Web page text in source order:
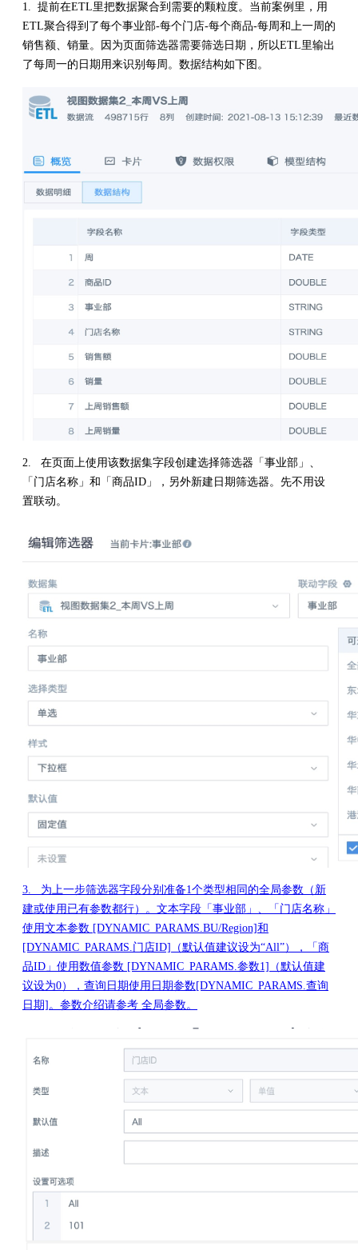
1. 提前在ETL里把数据聚合到需要的颗粒度。当前案例里，用
ETL聚合得到了每个事业部-每个门店-每个商品-每周和上一周的
销售额、销量。因为页面筛选器需要筛选日期，所以ETL里输出
了每周一的日期用来识别每周。数据结构如下图。
2. 在页面上使用该数据集字段创建选择筛选器「事业部」、
「门店名称」和「商品ID」，另外新建日期筛选器。先不用设
置联动。
3. 为上一步筛选器字段分别准备1个类型相同的全局参数（新
建或使用已有参数都行）。文本字段「事业部」、「门店名称」
使用文本参数 [DYNAMIC_PARAMS.BU/Region]和
[DYNAMIC_PARAMS.门店ID]（默认值建议设为“All”），「商
品ID」使用数值参数 [DYNAMIC_PARAMS.参数1]（默认值建
议设为0），查询日期使用日期参数[DYNAMIC_PARAMS.查询
日期]。参数介绍请参考 全局参数。